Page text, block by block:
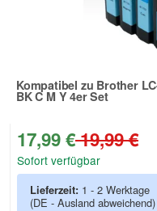
Kompatibel zu Brother
BK C M Y 4er Set
Zur Artikelbewertung
17,99 €19,99 €
Sofort verfügbar
Lieferzeit: 1 - 2 Werktage
(DE - Ausland abweichend)